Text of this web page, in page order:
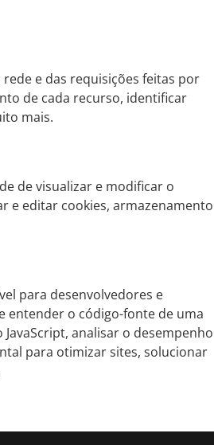
e das requisições feitas por
de cada recurso, identificar
mais.
de visualizar e modificar o
e editar cookies, armazenamento
para desenvolvedores e
entender o código-fonte de uma
analisar o desempenho
para otimizar sites, solucionar